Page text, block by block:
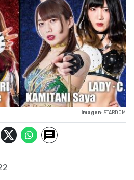
Imagen: STARDOM